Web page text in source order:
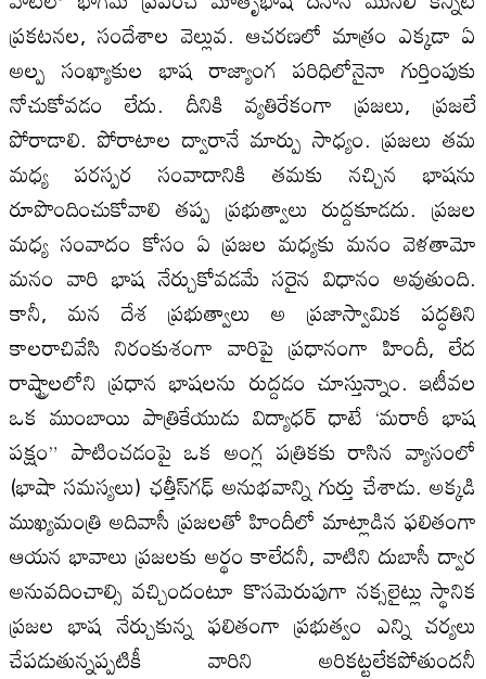
ప్రకటనల, సందేశాల వెల్లువ. ఆచరణలో మాత్రం ఎక్కడా ఏ
అల్ప సంఖ్యాకుల భాష రాజ్యాంగ పరిధిలోనైనా గుర్తింపుకు
నోచుకోవడం లేదు. దీనికి వ్యతిరేకంగా ప్రజలు, ప్రజలే
పోరాడాలి. పోరాటాల ద్వారానే మార్పు సాధ్యం. ప్రజలు తమ
మధ్య పరస్పర సంవాదానికి తమకు నచ్చిన భాషను
రూపొందించుకోవాలి తప్ప ప్రభుత్వాలు రుద్దకూడదు. ప్రజల
మధ్య సంవాదం కోసం ఏ ప్రజల మధ్యకు మనం వెళతామో
మనం వారి భాష నేర్చుకోవడమే సరైన విధానం అవుతుంది.
కానీ, మన దేశ ప్రభుత్వాలు అ ప్రజాస్వామిక పద్ధతిని
కాలరాచివేసి నిరంకుశంగా వారిపై ప్రధానంగా హిందీ, లేద
రాష్ట్రాలలోని ప్రధాన భాషలను రుద్దడం చూస్తున్నాం. ఇటీవల
ఒక ముంబాయి పాత్రికేయుడు విద్యాధర్‌ ధాటే ‘మరాఠీ భాష
పక్షం” పాటించడంపై ఒక అంగ్ల పత్రికకు రాసిన వ్యాసంలో
(భాషా సమస్యలు) ఛత్తీస్‌గఢ్‌ అనుభవాన్ని గుర్తు చేశాడు. అక్కడి
ముఖ్యమంత్రి అదివాసీ ప్రజలతో హిందీలో మాట్లాడిన ఫలితంగా
ఆయన భావాలు ప్రజలకు అర్థం కాలేదనీ, వాటిని దుబాసీ ద్వార
అనువదించాల్సి వచ్చిందంటూ కొసమెరుపుగా నక్సలైట్లు స్థానిక
ప్రజల భాష నేర్చుకున్న ఫలితంగా ప్రభుత్వం ఎన్ని చర్యలు
చేపడుతున్నప్పటికీ వారిని అరికట్టలేకపోతుందనీ